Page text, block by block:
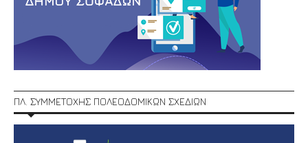
ΠΛ. ΣΥΜΜΕΤΟΧΗΣ ΠΟΛΕΟΔΟΜΙΚΩΝ ΣΧΕΔΙΩΝ